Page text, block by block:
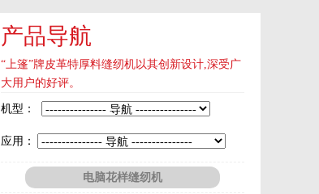
产品导航
“上篷”牌皮革特厚料缝纫机以其创新设计,深受广
大用户的好评。
机型：
应用：
电脑花样缝纫机